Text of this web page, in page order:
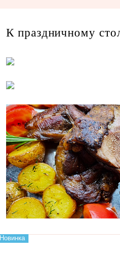
Каталог Доставка и оплата
К праздничному
Новинка